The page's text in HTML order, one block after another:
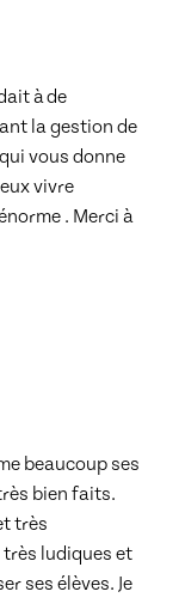
à de
la gestion de
vous donne
vivre
. Merci à
beaucoup ses
bien faits.
très
ludiques et
ses élèves. Je